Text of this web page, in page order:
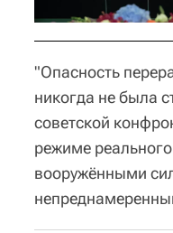
"Опасность
никогда не была
советской
режиме
вооружёнными